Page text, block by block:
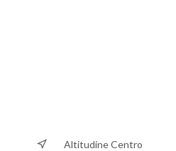
Altitudine Centro